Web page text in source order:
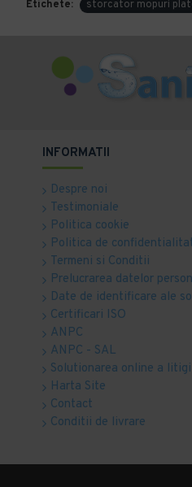
Etichete: storcator mopuri
INFORMATII
Despre noi
Testimoniale
Politica cookie
Politica de
Termeni si Conditii
Prelucrarea datelor
Date de identificare ale
Certificari ISO
ANPC
ANPC - SAL
Solutionarea online a
Harta Site
Contact
Conditii de livrare